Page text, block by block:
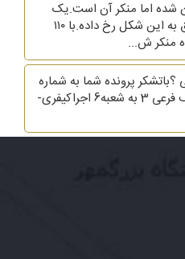
شده اما منکر آن است.یک
شاهد وجود دارد که این اتفاق به این شکل رخ داده.با ۱۱۰
منکر ش...
پرونده شما به شماره
9709985146900391 با ردیف فرعی 3 به شعبه6 اجراکیفری-